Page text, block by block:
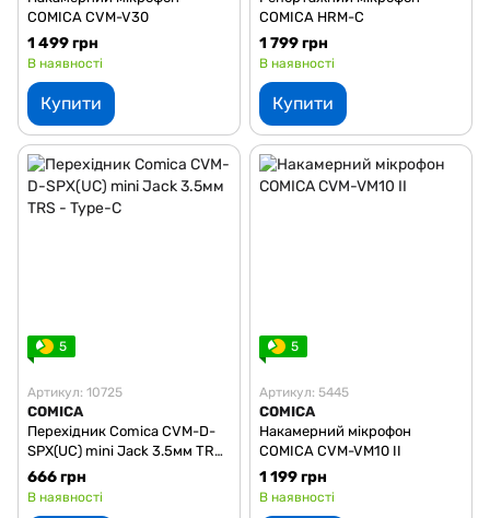
COMICA CVM-V30
1 499 грн
В наявності
Купити
COMICA HRM-C
1 799 грн
В наявності
Купити
5
Артикул: 10725
COMICA
Перехідник Comica CVM-D-
SPX(UC) mini Jack 3.5мм TRS
- Type-C
666 грн
В наявності
5
Артикул: 5445
COMICA
Накамерний мікрофон
COMICA CVM-VM10 II
1 199 грн
В наявності